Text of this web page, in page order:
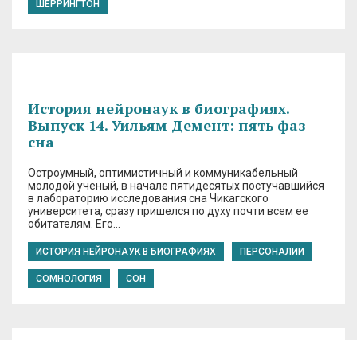
ШЕРРИНГТОН
История нейронаук в биографиях.
Выпуск 14. Уильям Демент: пять фаз
сна
Остроумный, оптимистичный и коммуникабельный
молодой ученый, в начале пятидесятых постучавшийся
в лабораторию исследования сна Чикагского
университета, сразу пришелся по духу почти всем ее
обитателям. Его…
ИСТОРИЯ НЕЙРОНАУК В БИОГРАФИЯХ ПЕРСОНАЛИИ
СОМНОЛОГИЯ СОН